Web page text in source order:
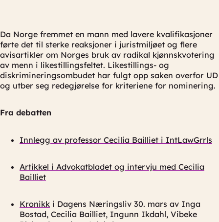
Da Norge fremmet en mann med lavere kvalifikasjoner
førte det til sterke reaksjoner i juristmiljøet og flere
avisartikler om Norges bruk av radikal kjønnskvotering
av menn i likestillingsfeltet. Likestillings- og
diskrimineringsombudet har fulgt opp saken overfor UD
og utber seg redegjørelse for kriteriene for nominering.
Fra debatten
Innlegg av professor Cecilia Bailliet i IntLawGrrls
Artikkel i Advokatbladet og intervju med Cecilia
Bailliet
Kronikk i Dagens Næringsliv 30. mars av Inga
Bostad, Cecilia Bailliet, Ingunn Ikdahl, Vibeke